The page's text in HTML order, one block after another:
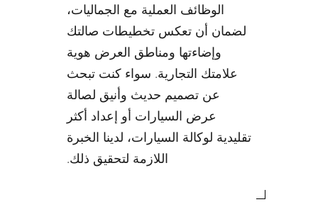
الوظائف العملية مع الجماليات،
لضمان أن تعكس تخطيطات صالتك
وإضاءتها ومناطق العرض هوية
علامتك التجارية. سواء كنت تبحث
عن تصميم حديث وأنيق لصالة
عرض السيارات أو إعداد أكثر
تقليدية لوكالة السيارات، لدينا الخبرة
اللازمة لتحقيق ذلك.